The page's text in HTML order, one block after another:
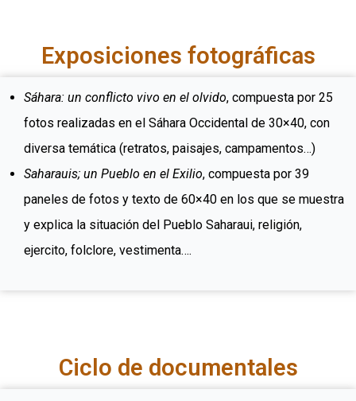
Exposiciones fotográficas
Sáhara: un conflicto vivo en el olvido, compuesta por 25
fotos realizadas en el Sáhara Occidental de 30×40, con
diversa temática (retratos, paisajes, campamentos…)
Saharauis; un Pueblo en el Exilio, compuesta por 39
paneles de fotos y texto de 60×40 en los que se muestra
y explica la situación del Pueblo Saharaui, religión,
ejercito, folclore, vestimenta….
Ciclo de documentales